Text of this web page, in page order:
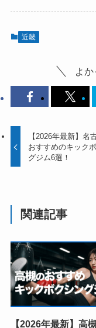
近畿
よか
【2026年最新】名
おすすめのキック
グジム6選！
関連記事
【2026年最新】高